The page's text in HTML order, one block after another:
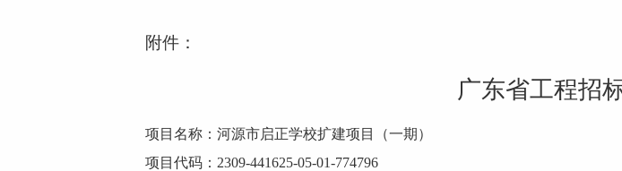
附件：
广东省工程招
项目名称： 河源市启正学校扩建项目（一期）
项目代码： 2309-441625-05-01-774796